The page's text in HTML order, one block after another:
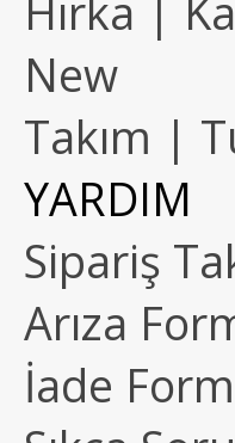
Hırka |
New
Takım |
YARDIM
Sipariş
Arıza
İade